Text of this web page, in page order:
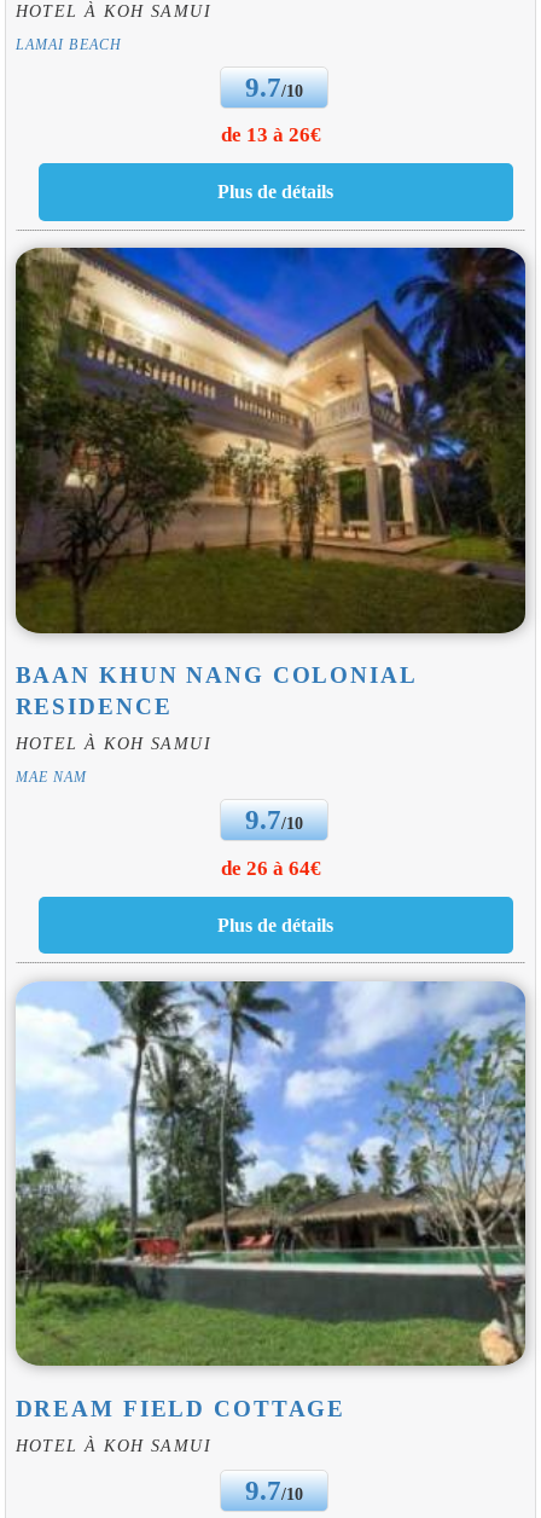
HOTEL À KOH SAMUI
LAMAI BEACH
9.7/10
de 13 à 26€
BAAN KHUN NANG COLONIAL
RESIDENCE
HOTEL À KOH SAMUI
MAE NAM
9.7/10
de 26 à 64€
DREAM FIELD COTTAGE
HOTEL À KOH SAMUI
9.7/10